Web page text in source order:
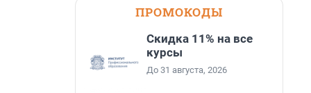
ПРОМОКОДЫ
Скидка 11% на все
курсы
До 31 августа, 2026